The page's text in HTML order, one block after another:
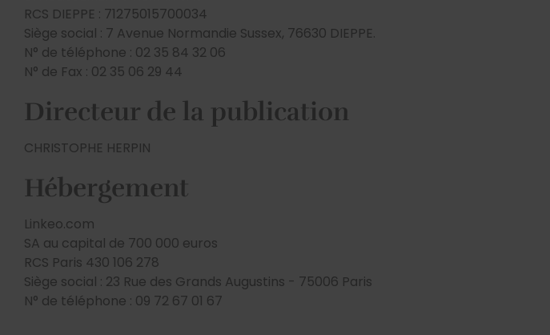
RCS DIEPPE : 71275015700034
Siège social : 7 Avenue Normandie Sussex, 76630 DIEPPE.
N° de téléphone : 02 35 84 32 06
N° de Fax : 02 35 06 29 44
Directeur de la publication
CHRISTOPHE HERPIN
Hébergement
Linkeo.com
SA au capital de 700 000 euros
RCS Paris 430 106 278
Siège social : 23 Rue des Grands Augustins - 75006 Paris
N° de téléphone : 09 72 67 01 67